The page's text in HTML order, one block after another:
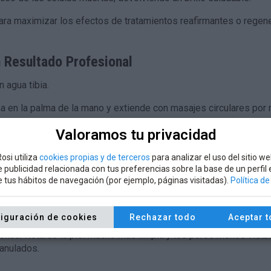
maximizar los efectos de tratamientos reafirmantes o
Profesional
agua tibia.
en la palma de la mano y extiende con masajes circulares
deja actuar la espuma durante 30-60 segundos antes de
protege la piel nueva durante el día con el Solar Skin
crema de lujo funcione de verdad. Mi consejo profesional:
Notarás la piel mucho más limpia y los poros menos
Valoramos tu privacidad
utiliza cookies propias y de terceros para analizar el uso del sitio
publicidad relacionada con tus preferencias sobre la base de un perfil
tus hábitos de navegación (por ejemplo, páginas visitadas). Política
Aceptar
Rechazar todo
de cookies